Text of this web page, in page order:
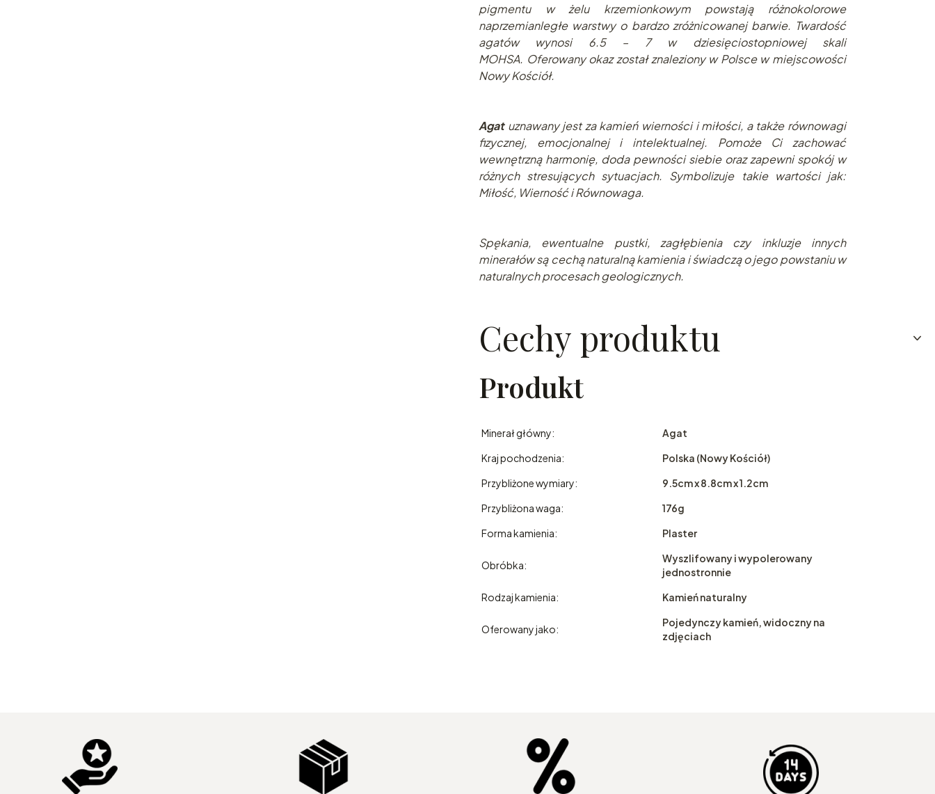
pigmentu w żelu krzemionkowym powstają różnokolorowe
naprzemianległe warstwy o bardzo zróżnicowanej barwie. Twardość
agatów wynosi 6.5 – 7 w dziesięciostopniowej skali
MOHSA. Oferowany okaz został znaleziony w Polsce w miejscowości
Nowy Kościół.
Agatuznawany jest za kamień wierności i miłości, a także równowagi
fizycznej, emocjonalnej i intelektualnej. Pomoże Ci zachować
wewnętrzną harmonię, doda pewności siebie oraz zapewni spokój w
różnych stresujących sytuacjach. Symbolizuje takie wartości jak:
Miłość, Wierność i Równowaga.
Spękania, ewentualne pustki, zagłębienia czy inkluzje innych
minerałów są cechą naturalną kamienia i świadczą o jego powstaniu w
naturalnych procesach geologicznych.
Cechy produktu
Produkt
Minerał główny:
Agat
Kraj pochodzenia:
Polska (Nowy Kościół)
Przybliżone wymiary:
9.5cm x 8.8cm x 1.2cm
Przybliżona waga:
176g
Forma kamienia:
Plaster
Obróbka:
Wyszlifowany i wypolerowany
jednostronnie
Rodzaj kamienia:
Kamień naturalny
Oferowany jako:
Pojedynczy kamień, widoczny na
zdjęciach